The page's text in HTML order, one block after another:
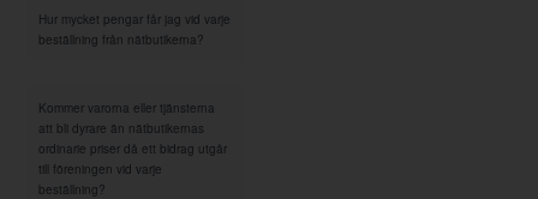
Hur mycket pengar får jag vid varje
beställning från nätbutikerna?
Kommer varorna eller tjänsterna
att bli dyrare än nätbutikernas
ordinarie priser då ett bidrag utgår
till föreningen vid varje
beställning?